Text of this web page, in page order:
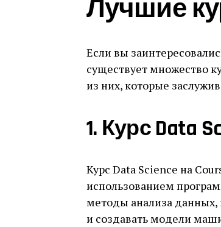
Лучшие
Если вы
существует множество
из них, которые
1. Курс Data
Курс Data Science на
использованием
методы анализа данных,
и создавать модели